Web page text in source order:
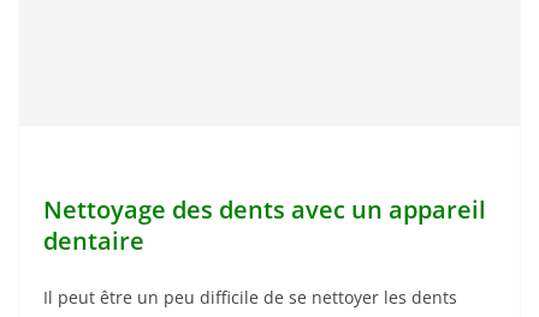
Nettoyage des dents avec un appareil
dentaire
Il peut être un peu difficile de se nettoyer les dents